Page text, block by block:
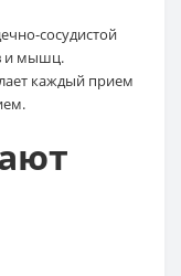
сосудистой
и мышц.
каждый прием